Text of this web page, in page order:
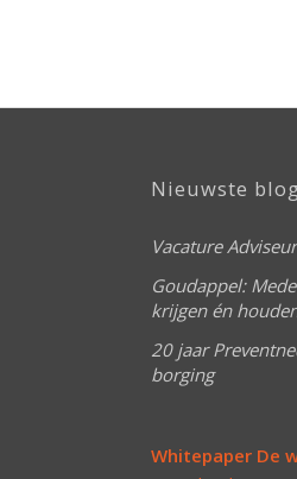
Nieuwste
Vacature
Goudappel:
krijgen én
20 jaar
borging
Whitepaper De